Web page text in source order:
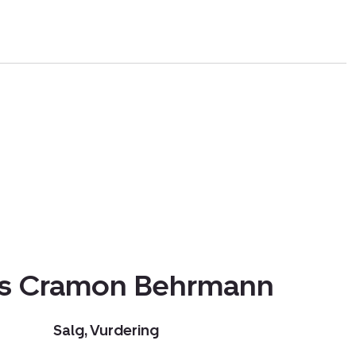
Cramon Behrmann
Salg, Vurdering